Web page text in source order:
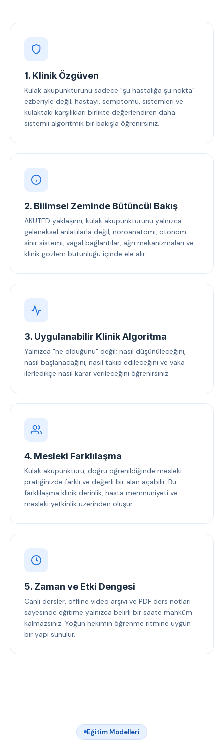
1. Klinik Özgüven
Kulak akupunkturunu sadece "şu hastalığa şu nokta"
ezberiyle değil; hastayı, semptomu, sistemleri ve
kulaktaki karşılıkları birlikte değerlendiren daha
sistemli algoritmik bir bakışla öğrenirsiniz.
2. Bilimsel Zeminde Bütüncül Bakış
AKUTED yaklaşımı, kulak akupunkturunu yalnızca
geleneksel anlatılarla değil; nöroanatomi, otonom
sinir sistemi, vagal bağlantılar, ağrı mekanizmaları ve
klinik gözlem bütünlüğü içinde ele alır.
3. Uygulanabilir Klinik Algoritma
Yalnızca "ne olduğunu" değil; nasıl düşünüleceğini,
nasıl başlanacağını, nasıl takip edileceğini ve vaka
ilerledikçe nasıl karar verileceğini öğrenirsiniz.
4. Mesleki Farklılaşma
Kulak akupunkturu, doğru öğrenildiğinde mesleki
pratiğinizde farklı ve değerli bir alan açabilir. Bu
farklılaşma klinik derinlik, hasta memnuniyeti ve
mesleki yetkinlik üzerinden oluşur.
5. Zaman ve Etki Dengesi
Canlı dersler, offline video arşivi ve PDF ders notları
sayesinde eğitime yalnızca belirli bir saate mahkûm
kalmazsınız. Yoğun hekimin öğrenme ritmine uygun
bir yapı sunulur.
Eğitim Modelleri